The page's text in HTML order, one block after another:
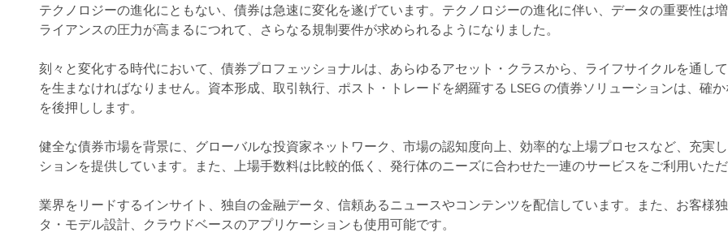
テクノロジーの進化にともない、債券は急速に変化を遂げています。テクノロジーの進化に伴い、データの重要性は
ライアンスの圧力が高まるにつれて、さらなる規制要件が求められるようになりました。
刻々と変化する時代において、債券プロフェッショナルは、あらゆるアセット・クラスから、ライフサイクルを通し
を生まなければなりません。資本形成、取引執行、ポスト・トレードを網羅する LSEG の債券ソリューションは、確
を後押しします。
健全な債券市場を背景に、グローバルな投資家ネットワーク、市場の認知度向上、効率的な上場プロセスなど、充実
ションを提供しています。また、上場手数料は比較的低く、発行体のニーズに合わせた一連のサービスをご利用いただ
業界をリードするインサイト、独自の金融データ、信頼あるニュースやコンテンツを配信しています。また、お客様
タ・モデル設計、クラウドベースのアプリケーションも使用可能です。